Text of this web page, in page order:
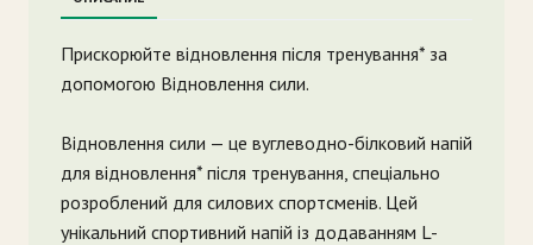
Прискорюйте відновлення після тренування* за
допомогою Відновлення сили.
Відновлення сили — це вуглеводно-білковий напій
для відновлення* після тренування, спеціально
розроблений для силових спортсменів. Цей
унікальний спортивний напій із додаванням L-